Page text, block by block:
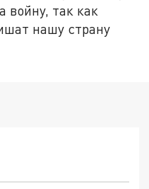
войну, так как
нашу страну